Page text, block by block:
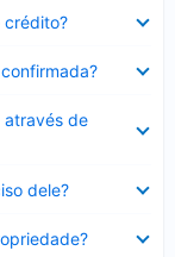
crédito?
através de
dele?